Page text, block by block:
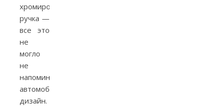
хромированная
ручка —
все это
не
могло
не
напоминать
автомобильный
дизайн.